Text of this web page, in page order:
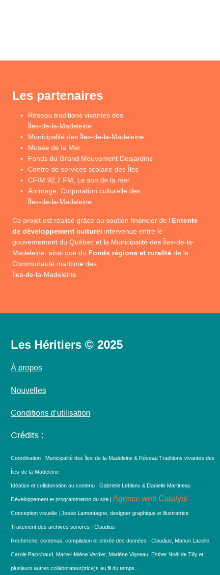
Les partenaires
Réseau traditions vivantes des
Îles-de-la-Madeleine
Municipalité des Îles-de-la-Madeleine
Musée de la Mer
Fonds du Grand Mouvement Desjardins
Centre de services scolaire des Îles
CFIM 92,7 FM, Le son de la mer
Arrimage, Corporation culturelle des
Îles-de-la-Madeleine
Ce projet est réalisé grâce au soutien financier de l’Entente
de développement culturel intervenue entre le
gouvernement du Québec et la Municipalité des Îles-de-la-
Madeleine, ainsi que du Fonds régions et ruralité de la
Communauté maritime des
Îles-de-la-Madeleine.
Les Héritiers © 2025
À propos
Nouvelles
Conditions d’utilisation
Crédits :
Coordination | Municipalité des Îles-de-la-Madeleine & Réseau Traditions vivantes des
Îles-de-la-Madeleine
Idéation et collaboration au contenu | Gabrielle Leblanc & Danielle Martineau
Développement et programmation du site | Agence web Catalyst
Conception visuelle | Josée Lamontagne, designer graphique et illustratrice
Traitement des archives sonores | Claudius
Recherche, contenus, compilation et entrée des données | Claudius, Manon Lacelle,
Carole Painchaud, Marie-Hélène Verdier, Marlène Vigneau, Esther Noël de Tilly et
plusieurs autres collaborateur(trice)s au fil du temps…